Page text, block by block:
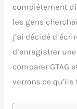
complètement
les gens
j’ai décidé
d’enregistrer
comparer GTAG
verrons ce